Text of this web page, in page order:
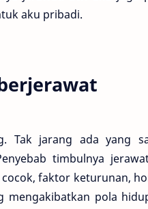
aku pribadi.
Tak jarang ada yang
timbulnya
faktor keturunan,
mengakibatkan pola